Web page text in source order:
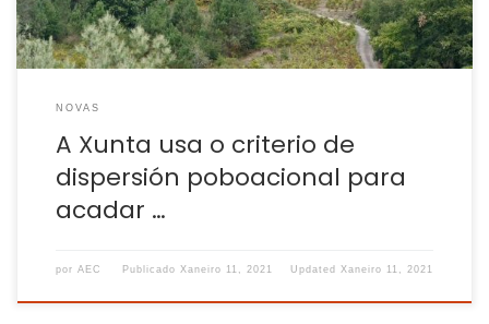
NOVAS
A Xunta usa o criterio de
dispersión poboacional para
acadar …
por AEC PublicadoXaneiro 11, 2021 UpdatedXaneiro 11, 2021